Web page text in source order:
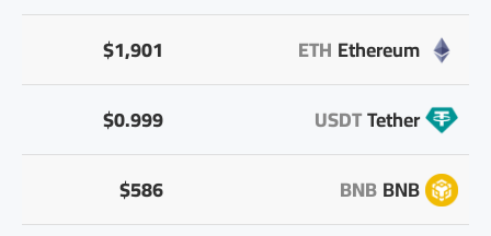
Ethereum
ETH
$1,901
Tether
USDT
$0.999
BNB
BNB
$586